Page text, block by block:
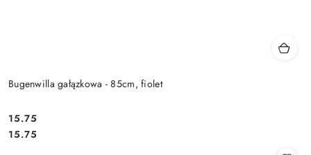
Bugenwilla gałązkowa - 85cm, fiolet
Cena:
15.75
Cena:
15.75